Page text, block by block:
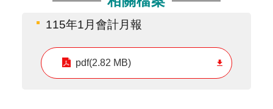
115年1月會計月報
pdf(2.82 MB)